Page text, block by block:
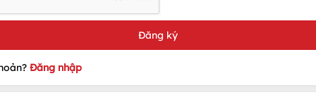
Đăng nhập